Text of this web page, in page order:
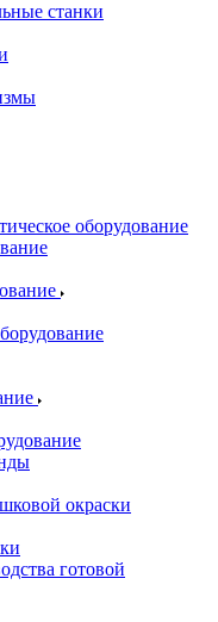
станки
оборудование
окраски
готовой